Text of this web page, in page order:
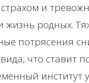
и
жизнь родных.
потрясения
что ставит
институт